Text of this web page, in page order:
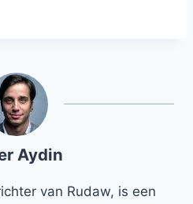
Aydin
van Rudaw, is een